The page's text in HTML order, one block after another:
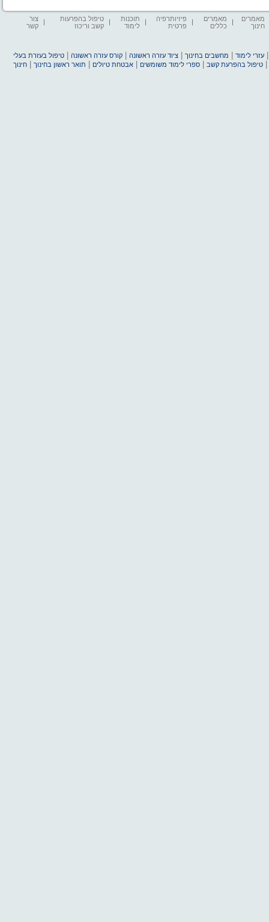
מאמרים
חינוך
מאמרים
כללים
פיזיותרפיה
פרטית
תוכנות
לימוד
טיפול בהפרעות
קשב וריכוז
צור
קשר
עזרי לימוד מחשבים בחינוך |ציוד עזרה ראשונה |קורס עזרה ראשונה |טיפול בעזרת בעלי
|טיפול בהפרעת קשב |ספרי לימוד משומשים |אבטחת טיולים תואר ראשון בחינוך |חינוך